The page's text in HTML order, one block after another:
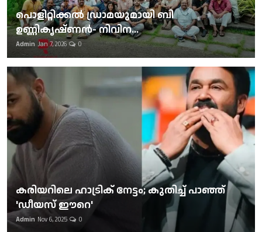
പൊളിറ്റിക്കല്‍ ഡ്രാമയുമായി ബി
ഉണ്ണികൃഷ്ണന്‍- നിവിന...
Admin Jan 7, 2026 0
കരിയറിലെ ഹാട്രിക് നേട്ടം; കുതിച്ച് പാഞ്ഞ്
'ഡീയസ് ഈറെ'
Admin Nov 6, 2025 0